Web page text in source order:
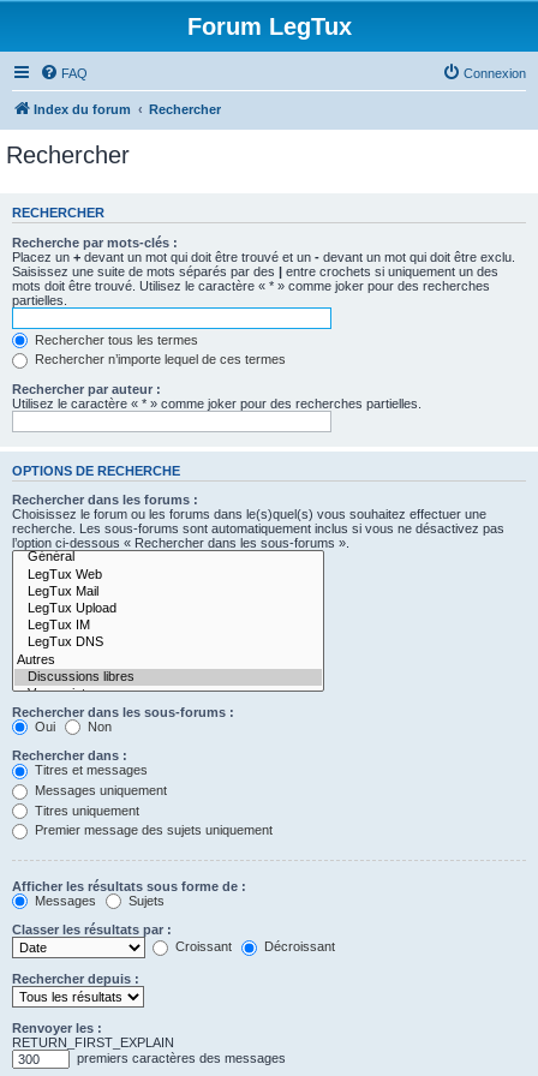
Forum LegTux
FAQ Connexion
Index du forum Rechercher
Rechercher
RECHERCHER
Recherche par mots-clés :
Placez un + devant un mot qui doit être trouvé et un - devant un mot qui doit être exclu.
Saisissez une suite de mots séparés par des | entre crochets si uniquement un des
mots doit être trouvé. Utilisez le caractère « * » comme joker pour des recherches
partielles.
Rechercher tous les termes
Rechercher n’importe lequel de ces termes
Rechercher par auteur :
Utilisez le caractère « * » comme joker pour des recherches partielles.
OPTIONS DE RECHERCHE
Rechercher dans les forums :
Choisissez le forum ou les forums dans le(s)quel(s) vous souhaitez effectuer une
recherche. Les sous-forums sont automatiquement inclus si vous ne désactivez pas
l’option ci-dessous « Rechercher dans les sous-forums ».
Rechercher dans les sous-forums :
Oui
Non
Rechercher dans :
Titres et messages
Messages uniquement
Titres uniquement
Premier message des sujets uniquement
Afficher les résultats sous forme de :
Messages
Sujets
Classer les résultats par :
Croissant
Décroissant
Rechercher depuis :
Renvoyer les :
RETURN_FIRST_EXPLAIN
premiers caractères des messages